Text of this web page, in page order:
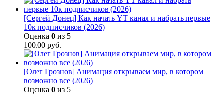
[Сергей Донец] Как начать YT канал и набрать первые
10к подписчиков (2026)
Оценка 0 из 5
100,00 руб.
[Олег Грознов] Анимация открываем мир, в котором
возможно все (2026)
Оценка 0 из 5